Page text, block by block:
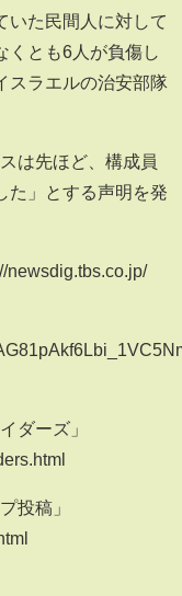
いた民間人に対して
とも6人が負傷し
スラエルの治安部隊
は先ほど、構成員
た」とする声明を発
ダーズ」
投稿」